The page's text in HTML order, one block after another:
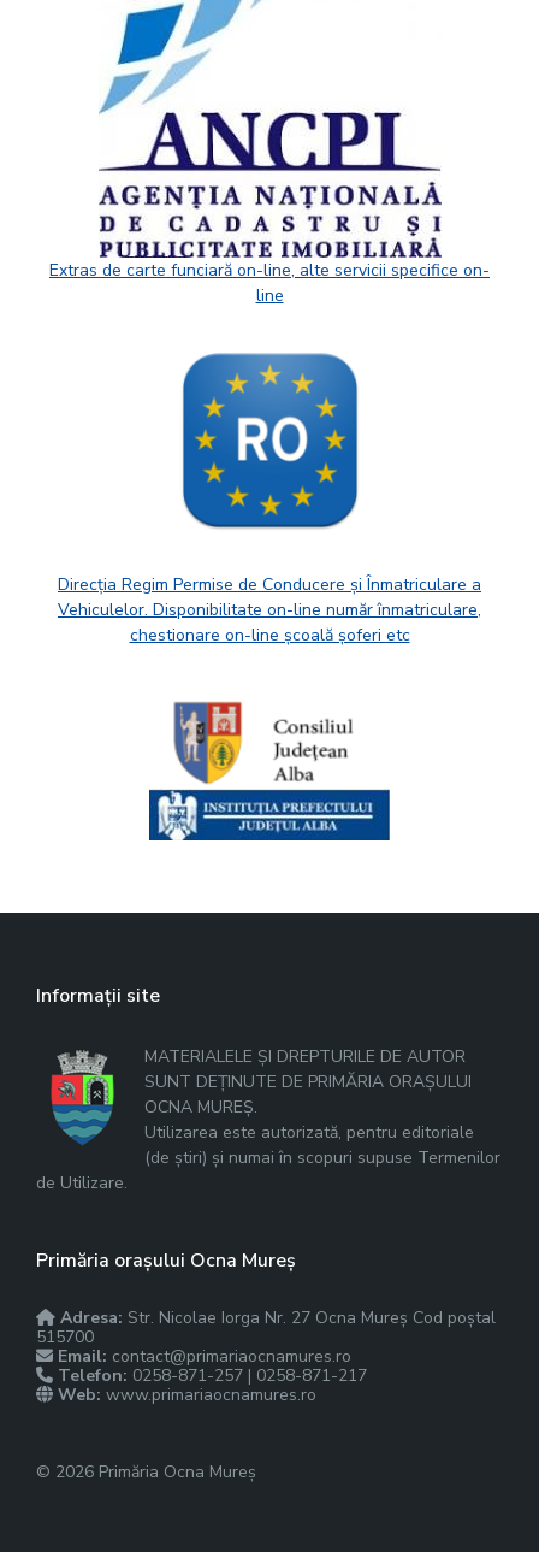
Extras de carte funciară on-line, alte servicii specifice on-
line
Direcția Regim Permise de Conducere și Înmatriculare a
Vehiculelor. Disponibilitate on-line număr înmatriculare,
chestionare on-line școală șoferi etc
Informații site
MATERIALELE ȘI DREPTURILE DE AUTOR
SUNT DEȚINUTE DE PRIMĂRIA ORAȘULUI
OCNA MUREȘ.
Utilizarea este autorizată, pentru editoriale
(de știri) și numai în scopuri supuse Termenilor
de Utilizare.
Primăria orașului Ocna Mureș
Adresa: Str. Nicolae Iorga Nr. 27 Ocna Mureș Cod poștal
515700
Email: contact@primariaocnamures.ro
Telefon: 0258-871-257 | 0258-871-217
Web: www.primariaocnamures.ro
© 2026 Primăria Ocna Mureș